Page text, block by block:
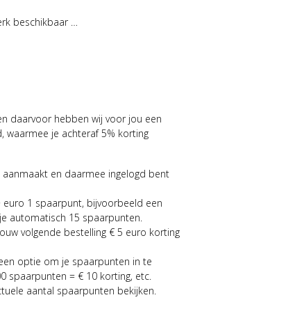
beschikbaar …
daarvoor hebben wij voor jou een
waarmee je achteraf 5% korting
en daarmee ingelogd bent
1 spaarpunt, bijvoorbeeld een
automatisch 15 spaarpunten.
volgende bestelling € 5 euro korting
optie om je spaarpunten in te
spaarpunten = € 10 korting, etc.
aantal spaarpunten bekijken.